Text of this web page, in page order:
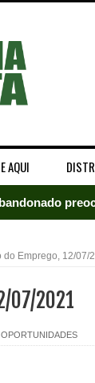
AQUI
carro
8,4 pontos
do Emprego, 12/07/
07/2021
OPORTUNIDADES